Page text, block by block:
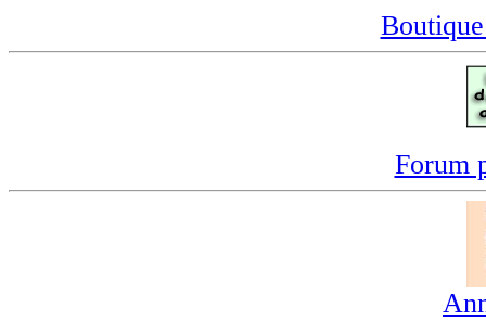
Forum